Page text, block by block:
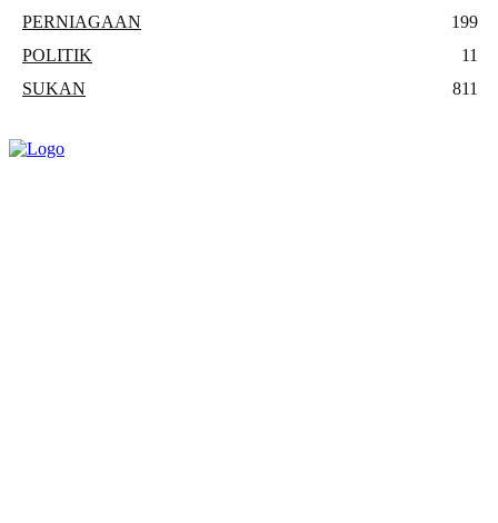
PERNIAGAAN
199
POLITIK
11
SUKAN
811